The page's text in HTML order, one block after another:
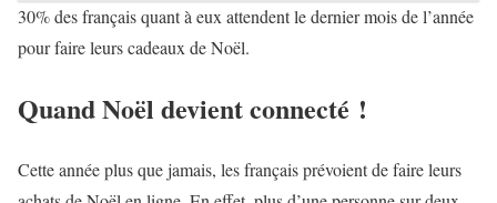
30% des français quant à eux attendent le dernier mois de l’année
pour faire leurs cadeaux de Noël.
Quand Noël devient connecté !
Cette année plus que jamais, les français prévoient de faire leurs